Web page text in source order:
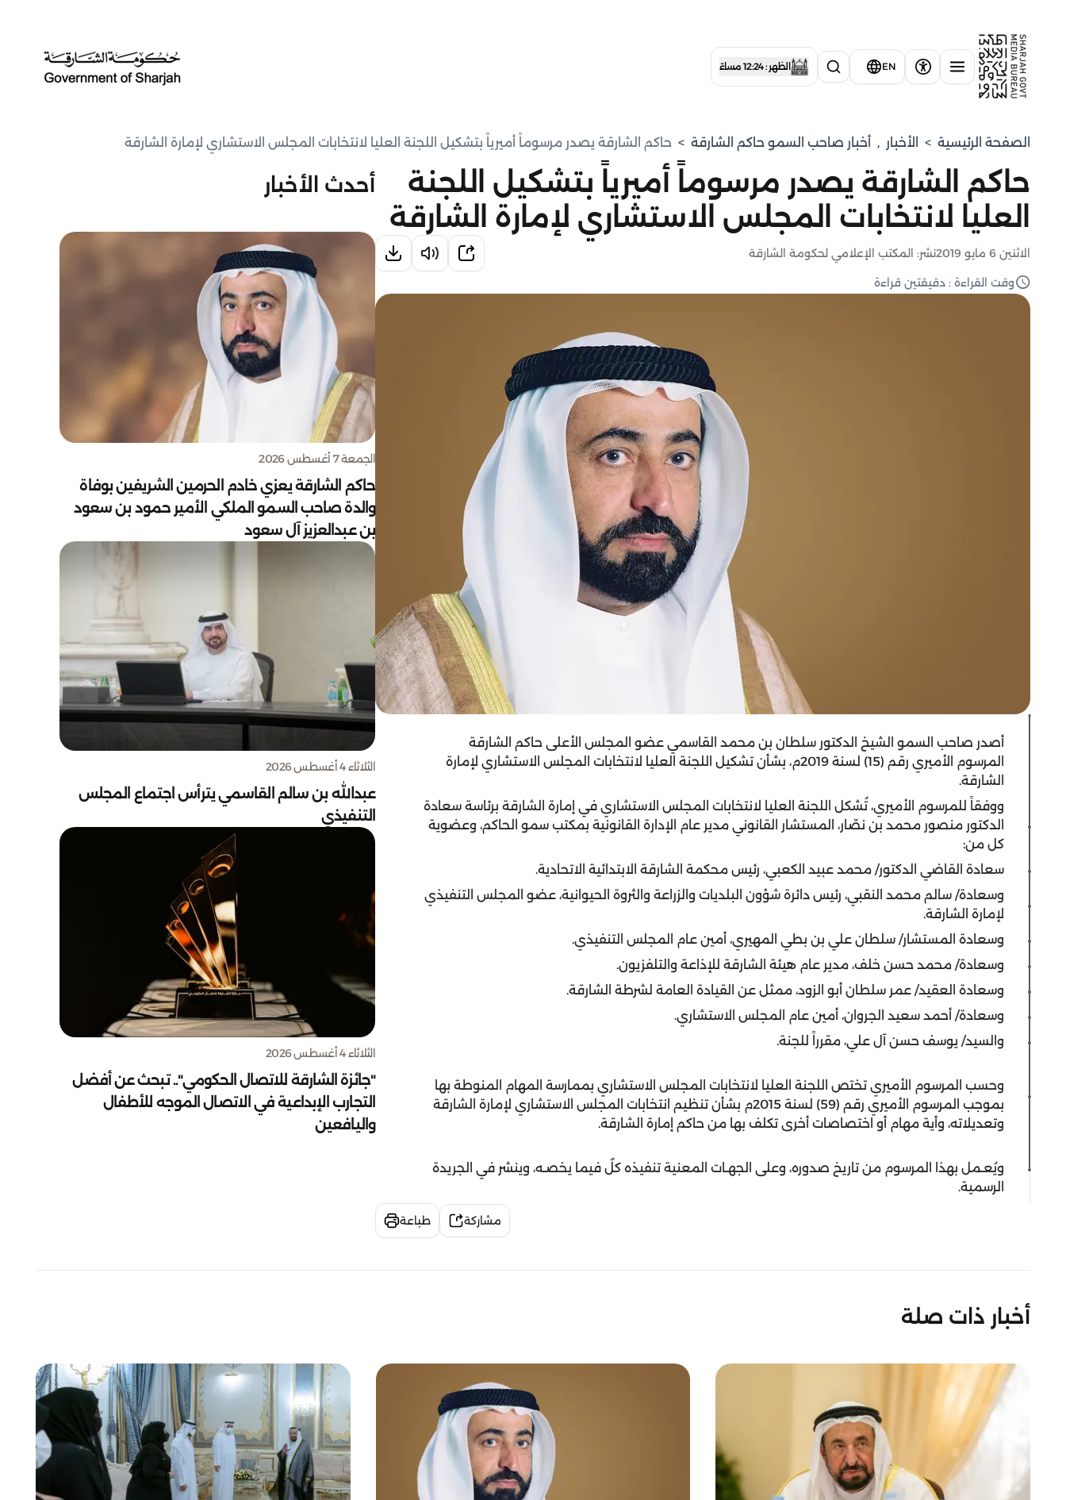
EN الظهر : 12:24 مساءً
الصفحة الرئيسية > الأخبار , أخبار صاحب السمو حاكم الشارقة > حاكم الشارقة يصدر مرسوماً أميرياً بتشكيل اللجنة العليا لانتخابات المجلس الاستشاري لإمارة الشارقة
حاكم الشارقة يصدر مرسوماً أميرياً بتشكيل اللجنة
العليا لانتخابات المجلس الاستشاري لإمارة الشارقة
الاثنين 6 مايو 2019 نشر: المكتب الإعلامي لحكومة الشارقة
وقت القراءة : دقيقتين قراءة
أصدر صاحب السمو الشيخ الدكتور سلطان بن محمد القاسمي عضو المجلس الأعلى حاكم الشارقة
المرسوم الأميري رقم (15) لسنة 2019م، بشأن تشكيل اللجنة العليا لانتخابات المجلس الاستشاري لإمارة
الشارقة.
ووفقاً للمرسوم الأميري، تُشكل اللجنة العليا لانتخابات المجلس الاستشاري في إمارة الشارقة برئاسة سعادة
الدكتور منصور محمد بن نصّار، المستشار القانوني مدير عام الإدارة القانونية بمكتب سمو الحاكم، وعضوية
كل من:
سعادة القاضي الدكتور/ محمد عبيد الكعبي، رئيس محكمة الشارقة الابتدائية الاتحادية.
وسعادة/ سالم محمد النقبي، رئيس دائرة شؤون البلديات والزراعة والثروة الحيوانية، عضو المجلس التنفيذي
لإمارة الشارقة.
وسعادة المستشار/ سلطان علي بن بطي المهيري، أمين عام المجلس التنفيذي.
وسعادة/ محمد حسن خلف، مدير عام هيئة الشارقة للإذاعة والتلفزيون.
وسعادة العقيد/ عمر سلطان أبو الزود، ممثل عن القيادة العامة لشرطة الشارقة.
وسعادة/ أحمد سعيد الجروان، أمين عام المجلس الاستشاري.
والسيد/ يوسف حسن آل علي، مقرراً للجنة.
وحسب المرسوم الأميري تختص اللجنة العليا لانتخابات المجلس الاستشاري بممارسة المهام المنوطة بها
بموجب المرسوم الأميري رقم (59) لسنة 2015م بشأن تنظيم انتخابات المجلس الاستشاري لإمارة الشارقة
وتعديلاته، وأية مهام أو اختصاصات أخرى تكلف بها من حاكم إمارة الشارقة.
ويُعـمل بهذا المرسوم من تاريخ صدوره، وعلى الجهـات المعنية تنفيذه كلٌ فيما يخصـه، وينشر في الجريدة
الرسمية.
مشاركة طباعة
أحدث الأخبار
الجمعة 7 أغسطس 2026
حاكم الشارقة يعزي خادم الحرمين الشريفين بوفاة
والدة صاحب السمو الملكي الأمير حمود بن سعود
بن عبدالعزيز آل سعود
الثلاثاء 4 أغسطس 2026
عبدالله بن سالم القاسمي يترأس اجتماع المجلس
التنفيذي
الثلاثاء 4 أغسطس 2026
"جائزة الشارقة للاتصال الحكومي".. تبحث عن أفضل
التجارب الإبداعية في الاتصال الموجه للأطفال
واليافعين
أخبار ذات صلة